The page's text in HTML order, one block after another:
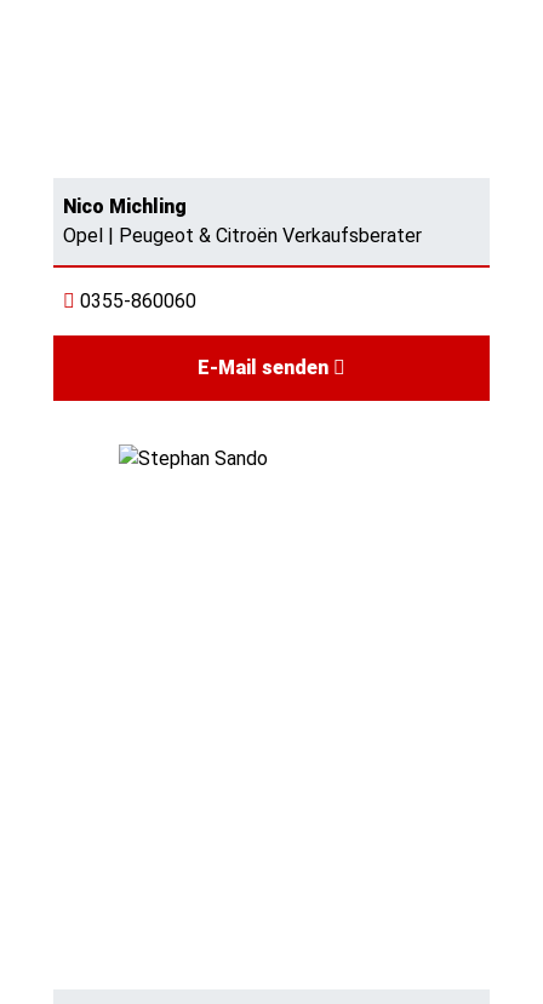
Nico Michling
Opel | Peugeot & Citroën Verkaufsberater
0355-860060
E-Mail senden